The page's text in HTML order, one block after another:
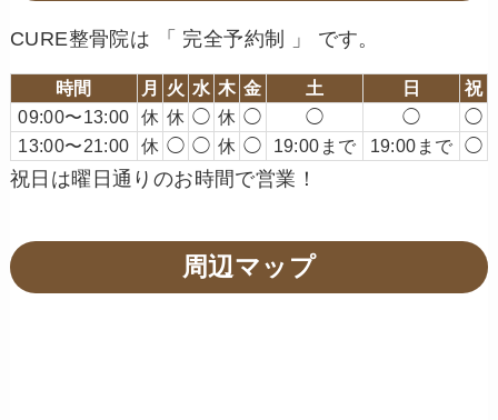
CURE整骨院は 「 完全予約制 」 です。
時間 月 火 水 木 金 土 日
祝
09:00〜13:00
休 休 ◯ 休 ◯ ◯ ◯
◯
13:00〜21:00
休 ◯ ◯ 休 ◯ 19:00まで 19:00まで ◯
祝日は曜日通りのお時間で営業！
周辺マップ